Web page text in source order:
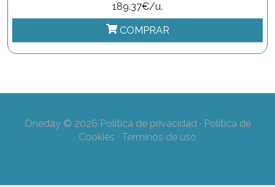
189.37€/u.
COMPRAR
Oneday © 2026 Política de privacidad· Política de
Cookies · Términos de uso